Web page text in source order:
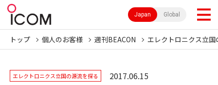
Japan Global
トップ 個人のお客様 週刊BEACON エレクトロニクス立
エレクトロニクス立国の源流を探る 2017.06.15